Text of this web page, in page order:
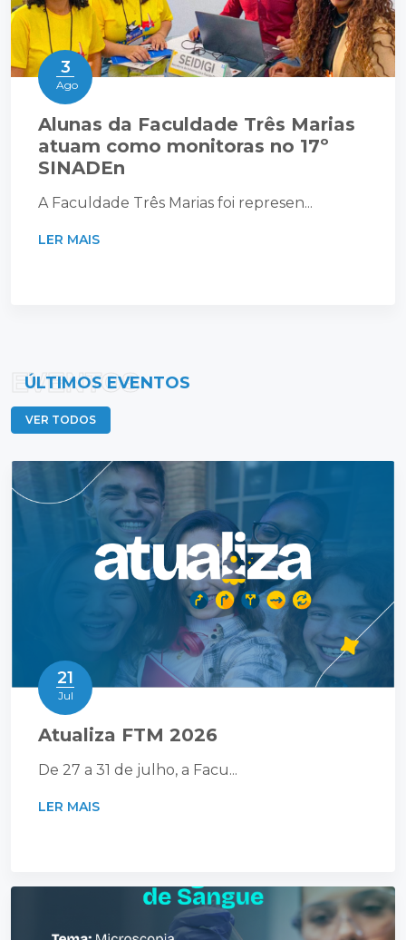
3
Ago
Alunas da Faculdade Três Marias
atuam como monitoras no 17º
SINADEn
A Faculdade Três Marias foi represen...
LER MAIS
ÚLTIMOS EVENTOS
EVENTOS
VER TODOS
21
Jul
Atualiza FTM 2026
De 27 a 31 de julho, a Facu...
LER MAIS